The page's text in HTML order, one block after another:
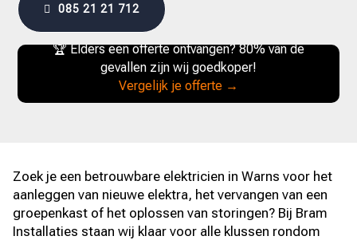
085 21 21 712
🏆 Elders een offerte ontvangen? 80% van de
gevallen zijn wij goedkoper!
Vergelijk je offerte →
Zoek je een betrouwbare elektricien in Warns voor het
aanleggen van nieuwe elektra, het vervangen van een
groepenkast of het oplossen van storingen? Bij Bram
Installaties staan wij klaar voor alle klussen rondom